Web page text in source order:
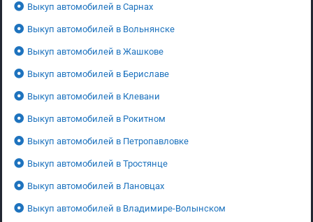
Выкуп автомобилей в Сарнах
Выкуп автомобилей в Вольнянске
Выкуп автомобилей в Жашкове
Выкуп автомобилей в Бериславе
Выкуп автомобилей в Клевани
Выкуп автомобилей в Рокитном
Выкуп автомобилей в Петропавловке
Выкуп автомобилей в Тростянце
Выкуп автомобилей в Лановцах
Выкуп автомобилей в Владимире-Волынском